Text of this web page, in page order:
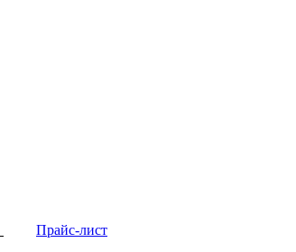
Прайс-лист